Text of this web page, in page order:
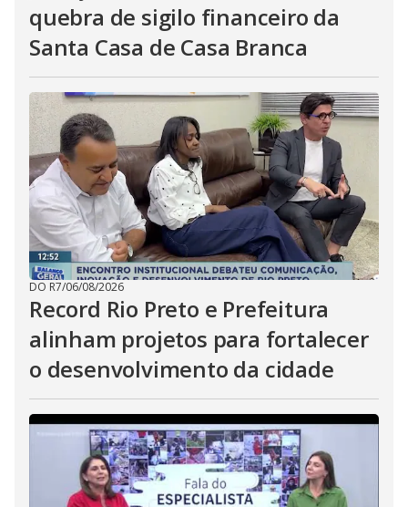
quebra de sigilo financeiro da
Santa Casa de Casa Branca
DO R7/06/08/2026
Record Rio Preto e Prefeitura
alinham projetos para fortalecer
o desenvolvimento da cidade